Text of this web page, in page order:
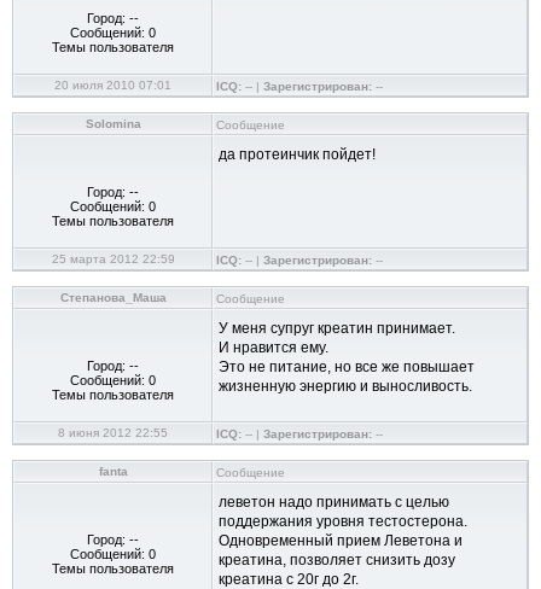
Город: --
Сообщений: 0
Темы пользователя
20 июля 2010 07:01 ICQ: -- | Зарегистрирован: --
Solomina Сообщение
Город: --
Сообщений: 0
Темы пользователя
да протеинчик пойдет!
25 марта 2012 22:59 ICQ: -- | Зарегистрирован: --
Степанова_Маша Сообщение
Город: --
Сообщений: 0
Темы пользователя
У меня супруг креатин принимает.
И нравится ему.
Это не питание, но все же повышает
жизненную энергию и выносливость.
8 июня 2012 22:55 ICQ: -- | Зарегистрирован: --
fanta Сообщение
Город: --
Сообщений: 0
Темы пользователя
леветон надо принимать с целью
поддержания уровня тестостерона.
Одновременный прием Леветона и
креатина, позволяет снизить дозу
креатина с 20г до 2г.